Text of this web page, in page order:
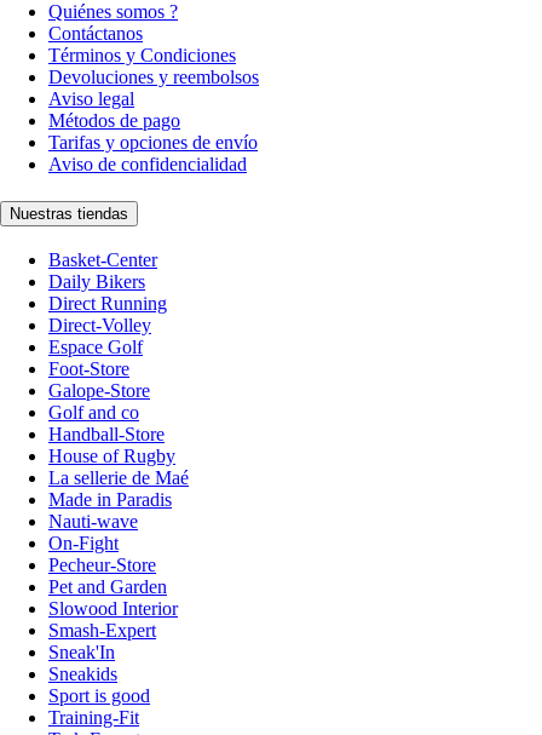
Quiénes somos ?
Contáctanos
Términos y Condiciones
Devoluciones y reembolsos
Aviso legal
Métodos de pago
Tarifas y opciones de envío
Aviso de confidencialidad
Nuestras tiendas
Basket-Center
Daily Bikers
Direct Running
Direct-Volley
Espace Golf
Foot-Store
Galope-Store
Golf and co
Handball-Store
House of Rugby
La sellerie de Maé
Made in Paradis
Nauti-wave
On-Fight
Pecheur-Store
Pet and Garden
Slowood Interior
Smash-Expert
Sneak'In
Sneakids
Sport is good
Training-Fit